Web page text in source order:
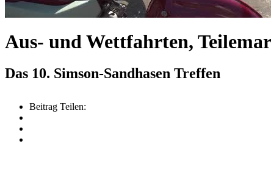
Aus- und Wettfahrten,
Das 10. Simson-Sandhasen Treffen
Beitrag Teilen: